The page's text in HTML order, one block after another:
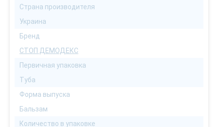
Страна производителя
Украина
Бренд
СТОП ДЕМОДЕКС
Первичная упаковка
Туба
Форма выпуска
Бальзам
Количество в упаковке